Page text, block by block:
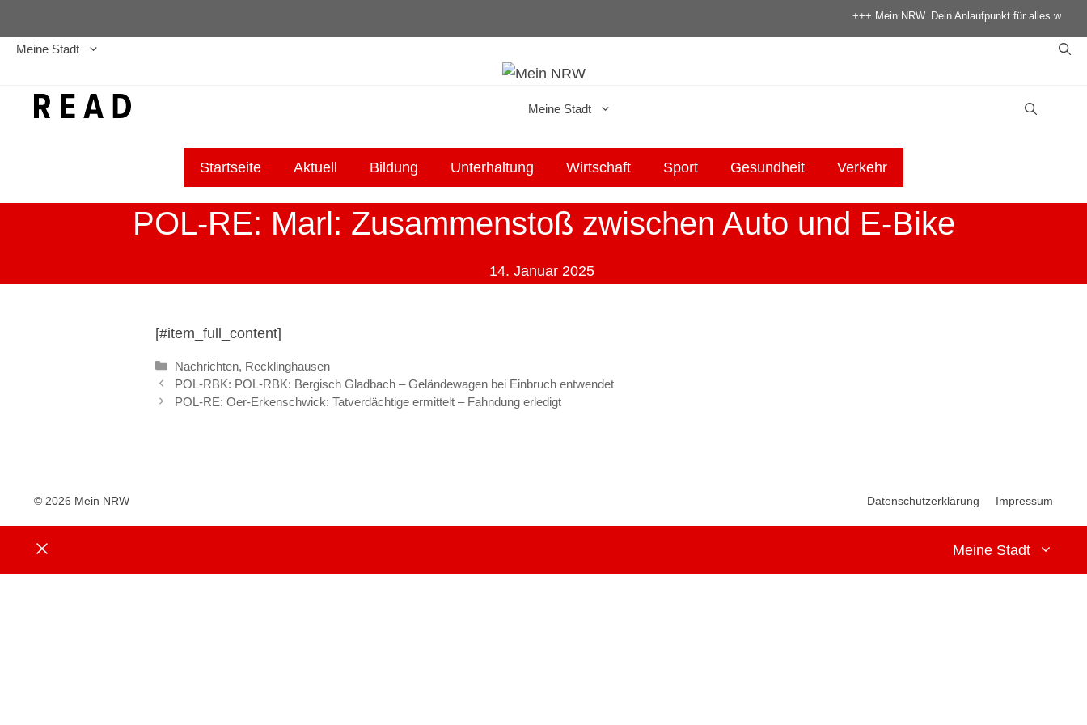
Inhalt
springen
+++ Mein NRW. Dein Anlaufpunkt für alles was in NRW
Meine Stadt
Meine Stadt
Startseite Aktuell Bildung Unterhaltung Wirtschaft Sport Gesundheit Verkehr
POL-RE: Marl: Zusammenstoß zwischen Auto und E-Bike
14. Januar 2025
[#item_full_content]
Kategorien
Nachrichten, Recklinghausen
POL-RBK: POL-RBK: Bergisch Gladbach – Geländewagen bei Einbruch entwendet
POL-RE: Oer-Erkenschwick: Tatverdächtige ermittelt – Fahndung erledigt
Datenschutzerklärung Impressum
© 2026 Mein NRW
Close
Meine Stadt